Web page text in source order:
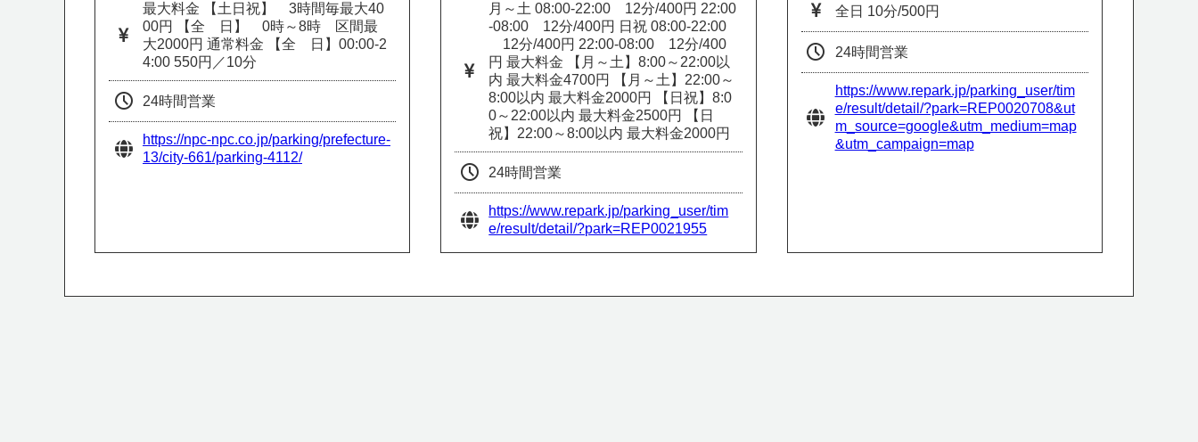
最大料金 【土日祝】 3時間毎最大40
00円 【全 日】 0時～8時 区間最
大2000円 通常料金 【全 日】00:00-2
4:00 550円／10分
24時間営業
https://npc-npc.co.jp/parking/prefecture-
13/city-661/parking-4112/
月～土 08:00-22:00 12分/400円 22:00
-08:00 12分/400円 日祝 08:00-22:00
12分/400円 22:00-08:00 12分/400
円 最大料金 【月～土】8:00～22:00以
内 最大料金4700円 【月～土】22:00～
8:00以内 最大料金2000円 【日祝】8:0
0～22:00以内 最大料金2500円 【日
祝】22:00～8:00以内 最大料金2000円
24時間営業
https://www.repark.jp/parking_user/tim
e/result/detail/?park=REP0021955
全日 10分/500円
24時間営業
https://www.repark.jp/parking_user/tim
e/result/detail/?park=REP0020708&ut
m_source=google&utm_medium=map
&utm_campaign=map